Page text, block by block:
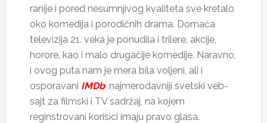
ranije i pored nesumnjivog kvaliteta sve kretalo
oko komedija i porodičnih drama. Domaća
televizija 21. veka je ponudila i trilere, akcije,
horore, kao i malo drugačije komedije. Naravno,
i ovog puta nam je mera bila voljeni, ali i
osporavani IMDb, najmerodavniji svetski veb-
sajt za filmski i TV sadržaj, na kojem
reginstrovani korisici imaju pravo glasa.